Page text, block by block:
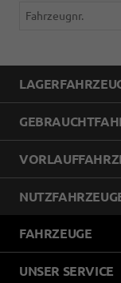
Fahrzeugnr.
FAHRZEUGE
UNSER SERVICE